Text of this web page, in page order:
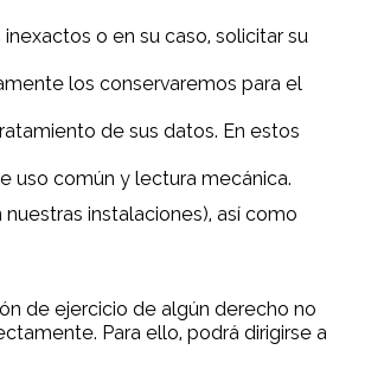
o en su caso, solicitar su
los conservaremos para el
de sus datos. En estos
uso común y lectura mecánica.
instalaciones), así como
de ejercicio de algún derecho no
Para ello, podrá dirigirse a